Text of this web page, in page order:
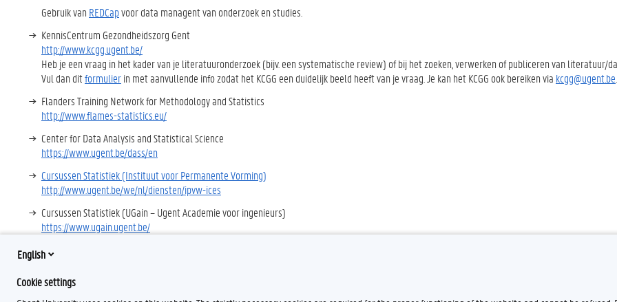
Gebruik van REDCapvoor data managent van onderzoek en studies.
KennisCentrum Gezondheidszorg Gent
http://www.kcgg.ugent.be/
Heb je een vraag in het kader van je literatuuronderzoek (bijv. een systematische review) of bij het zoeken, verwerken of publiceren van literatuur/
Vul dan ditformulierin met aanvullende info zodat het KCGG een duidelijk beeld heeft van je vraag. Je kan het KCGG ook bereiken via kcgg@ugent.be
Flanders Training Network for Methodology and Statistics
http://www.flames-statistics.eu/
Center for Data Analysis and Statistical Science
https://www.ugent.be/dass/en
Cursussen Statistiek (Instituut voor Permanente Vorming)
http://www.ugent.be/we/nl/diensten/ipvw-ices
Cursussen Statistiek (UGain – Ugent Academie voor ingenieurs)
https://www.ugain.ugent.be/
Stat-Gent kennisplatform CRESCENDO
http://www.statgent.ugent.be
English
Cookie settings